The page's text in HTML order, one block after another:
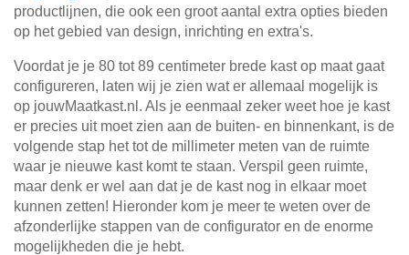
productlijnen, die ook een groot aantal extra opties bieden
op het gebied van design, inrichting en extra's.
Voordat je je 80 tot 89 centimeter brede kast op maat gaat
configureren, laten wij je zien wat er allemaal mogelijk is
op jouwMaatkast.nl. Als je eenmaal zeker weet hoe je kast
er precies uit moet zien aan de buiten- en binnenkant, is de
volgende stap het tot de millimeter meten van de ruimte
waar je nieuwe kast komt te staan. Verspil geen ruimte,
maar denk er wel aan dat je de kast nog in elkaar moet
kunnen zetten! Hieronder kom je meer te weten over de
afzonderlijke stappen van de configurator en de enorme
mogelijkheden die je hebt.